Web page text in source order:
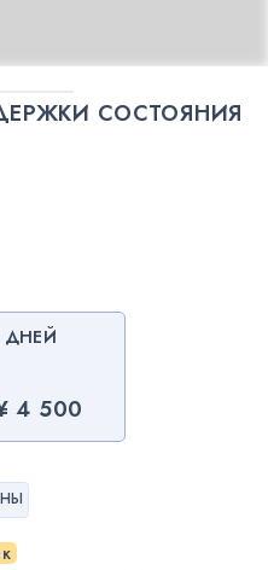
СОСТОЯНИЯ
ДНЕЙ
4 500